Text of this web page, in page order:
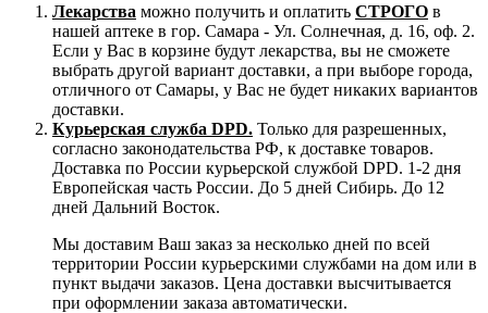
Лекарства можно получить и оплатить СТРОГО в
нашей аптеке в гор. Самара - Ул. Солнечная, д. 16, оф. 2.
Если у Вас в корзине будут лекарства, вы не сможете
выбрать другой вариант доставки, а при выборе города,
отличного от Самары, у Вас не будет никаких вариантов
доставки.
Курьерская служба DPD. Только для разрешенных,
согласно законодательства РФ, к доставке товаров.
Доставка по России курьерской службой DPD. 1-2 дня
Европейская часть России. До 5 дней Сибирь. До 12
дней Дальний Восток.
Мы доставим Ваш заказ за несколько дней по всей
территории России курьерскими службами на дом или в
пункт выдачи заказов. Цена доставки высчитывается
при оформлении заказа автоматически.